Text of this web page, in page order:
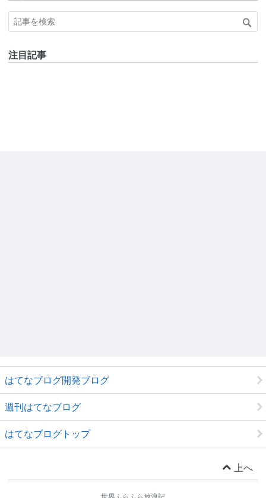
注目記事
はてなブログ開発ブログ
週刊はてなブログ
はてなブログトップ
上へ